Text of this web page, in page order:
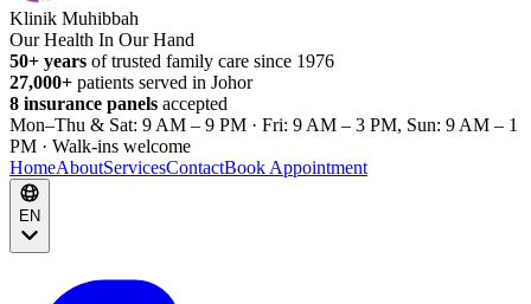
Klinik Muhibbah
Our Health In Our Hand
50+ years of trusted family care since 1976
27,000+ patients served in Johor
8 insurance panels accepted
Mon–Thu & Sat: 9 AM – 9 PM · Fri: 9 AM – 3 PM, Sun: 9 AM – 1
PM · Walk-ins welcome
HomeAboutServicesContactBook Appointment
EN